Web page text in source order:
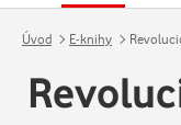
Úvod E-knihy